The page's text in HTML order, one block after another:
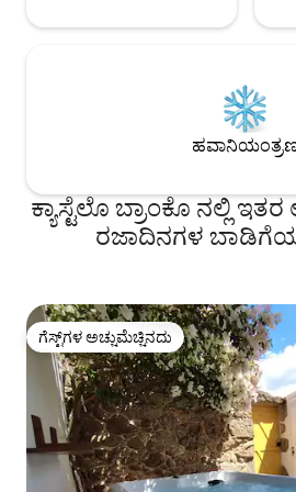
ಕ್ಯಾಸ್ಟೆಲೊ ಬ್ರಾಂಕೊ ನಲ್ಲಿ
ರಜಾದಿನಗಳ
ಗೆಸ್ಟ್‌ಗಳ ಅಚ್ಚುಮೆಚ್ಚಿನದು
ಗೆಸ್ಟ್‌ಗಳ ಅಚ್ಚುಮೆಚ್ಚಿನದು